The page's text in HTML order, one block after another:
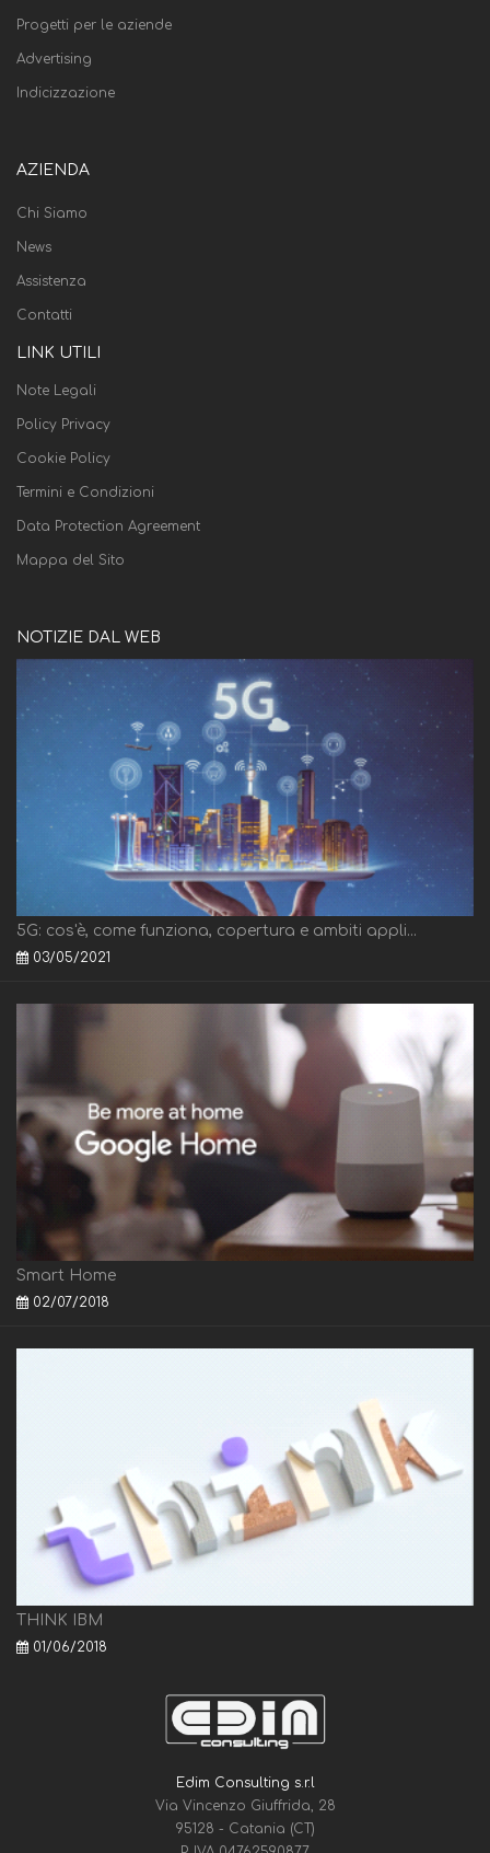
Progetti per le aziende
Advertising
Indicizzazione
AZIENDA
Chi Siamo
News
Assistenza
Contatti
LINK UTILI
Note Legali
Policy Privacy
Cookie Policy
Termini e Condizioni
Data Protection Agreement
Mappa del Sito
NOTIZIE DAL WEB
5G: cos'è, come funziona, copertura e ambiti appli...
03/05/2021
Smart Home
02/07/2018
THINK IBM
01/06/2018
Edim Consulting s.r.l
Via Vincenzo Giuffrida, 28
95128 - Catania (CT)